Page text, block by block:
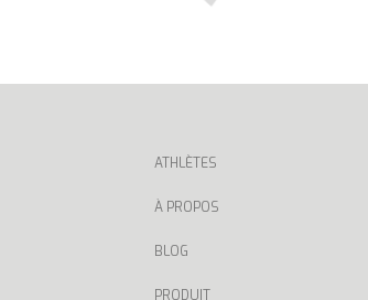
ATHLÈTES
À PROPOS
BLOG
PRODUIT